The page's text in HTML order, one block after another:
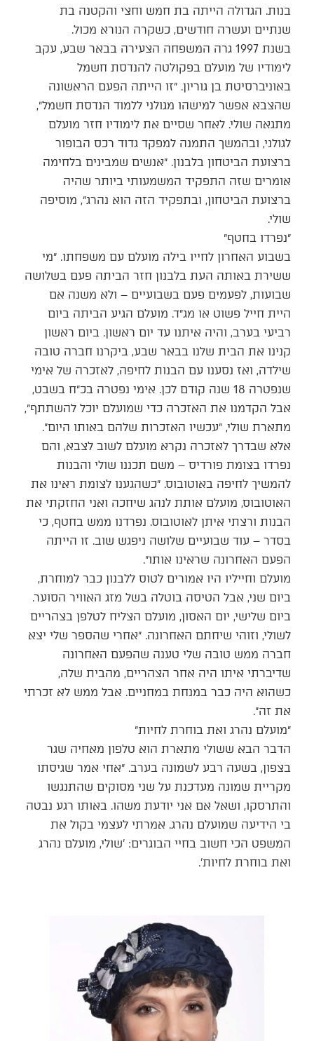
בנות. הגדולה הייתה בת חמש וחצי והקטנה בת
שנתיים ועשרה חודשים, כשקרה הנורא מכול.
בשנת 1997 גרה המשפחה הצעירה בבאר שבע, עקב
לימודיו של מועלם בפקולטה להנדסת חשמל
באוניברסיטת בן גוריון. ״זו הייתה הפעם הראשונה
שהצבא אפשר למישהו מגולני ללמוד הנדסת חשמל״,
מתגאה שולי. לאחר שסיים את לימודיו חזר מועלם
לגולני, ובהמשך התמנה למפקד גדוד רכס הבופור
ברצועת הביטחון בלבנון. ״אנשים שמבינים בלחימה
אומרים שזה התפקיד המשמעותי ביותר שהיה
ברצועת הביטחון, ובתפקיד הזה הוא נהרג״, מוסיפה
שולי.
״נפרדו בחטף״
בשבוע האחרון לחייו בילה מועלם עם משפחתו. ״מי
ששירת באותה העת בלבנון חזר הביתה פעם בשלושה
שבועות, לפעמים פעם בשבועיים – ולא משנה אם
היית חייל פשוט או מג״ד. מועלם הגיע הביתה ביום
רביעי בערב, והיה איתנו עד יום ראשון. ביום ראשון
קנינו את הבית שלנו בבאר שבע, ביקרנו חברה טובה
שילדה, ואז נסענו עם הבנות לחיפה, לאזכרה של אימי
שנפטרה 18 שנה קודם לכן. אימי נפטרה בכ״ח בשבט,
אבל הקדמנו את האזכרה כדי שמועלם יוכל להשתתף״,
מתארת שולי, ״עכשיו האזכרות שלהם באותו היום״.
אלא שבדרך לאזכרה נקרא מועלם לשוב לצבא, והם
נפרדו בצומת פורדיס – משם תכננו שולי והבנות
להמשיך לחיפה באוטובוס. ״כשהגענו לצומת ראינו את
האוטובוס, מועלם אותת לנהג שיחכה ואני החזקתי את
הבנות ורצתי איתן לאוטובוס. נפרדנו ממש בחטף, כי
בסדר – עוד שבועיים שלושה ניפגש שוב. זו הייתה
הפעם האחרונה שראינו אותו״.
מועלם וחייליו היו אמורים לטוס ללבנון כבר למוחרת,
ביום שני, אבל הטיסה בוטלה בשל מזג האוויר הסוער.
ביום שלישי, יום האסון, מועלם הצליח לטלפן בצהריים
לשולי, וזוהי שיחתם האחרונה. ״אחרי שהספר שלי יצא
חברה ממש טובה שלי טענה שהפעם האחרונה
שדיברתי איתו היה אחר הצהריים, מהבית שלה,
כשהוא היה כבר במנחת במחניים. אבל ממש לא זכרתי
את זה״.
״מועלם נהרג ואת בוחרת לחיות״
הדבר הבא ששולי מתארת הוא טלפון מאחיה שגר
בצפון, בשעה רבע לשמונה בערב. ״אחי אמר שגיסתו
מקריית שמונה מעדכנת על שני מסוקים שהתנגשו
והתרסקו, ושאל אם אני יודעת משהו. באותו רגע נבטה
בי הידיעה שמועלם נהרג. אמרתי לעצמי בקול את
המשפט הכי חשוב בחיי הבוגרים: 'שולי, מועלם נהרג
ואת בוחרת לחיות'.